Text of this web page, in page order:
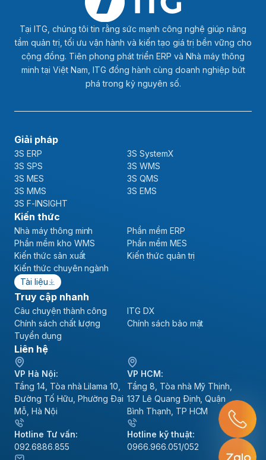
Tại ITG, chúng tôi tin rằng sức mạnh công nghệ giúp nâng
tầm quản trị, tối ưu vận hành và kiến tạo giá trị bền vững cho
cộng đồng. Tiên phong phát triển ERP và Nhà máy thông
minh tại Việt Nam, ITG đồng hành cùng doanh nghiệp bứt
phá trong kỷ nguyên số.
Giải pháp
3S ERP
3S SystemX
3S SPS
3S WMS
3S MES
3S QMS
3S MMS
3S EMS
3S F-INSIGHT
Kiến thức
Nhà máy thông minh
Phần mềm ERP
Phần mềm kho WMS
Phần mềm MES
Kiến thức sản xuất
Kiến thức quản trị
Kiến thức chuyên ngành
Tài liệu
Truy cập nhanh
Câu chuyện thành công
ITG DX
Chính sách chất lượng
Chính sách bảo mật
Tuyển dụng
Liên hệ
VP Hà Nội:
Tầng 14, Tòa nhà Lilama 10,
Đường Tố Hữu, Phường Đại
Mỗ, Hà Nội
VP HCM:
Tầng 8, Tòa nhà Mỹ Thịnh,
137 Lê Quang Định, Quận
Bình Thạnh, TP HCM
Hotline Tư vấn:
092.6886.855
Hotline kỹ thuật:
0966.966.051/052